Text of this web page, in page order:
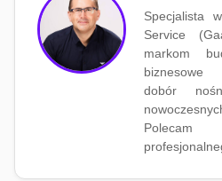
Specjalista
Service
markom
biznesowe
dobór